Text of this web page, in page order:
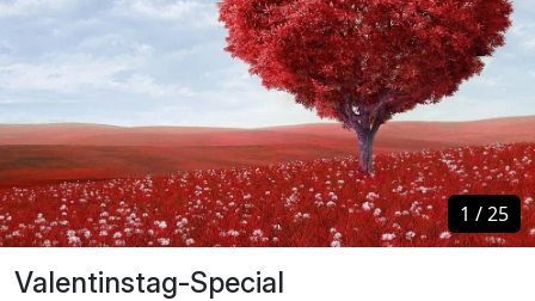
Valentinstag-Special
1 /25
1 /25